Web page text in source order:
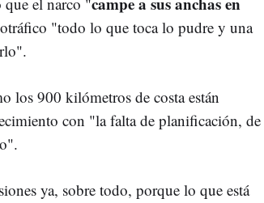
"todo lo que toca lo pudre y una
los 900 kilómetros de costa están
con "la falta de planificación, de
ya, sobre todo, porque lo que está